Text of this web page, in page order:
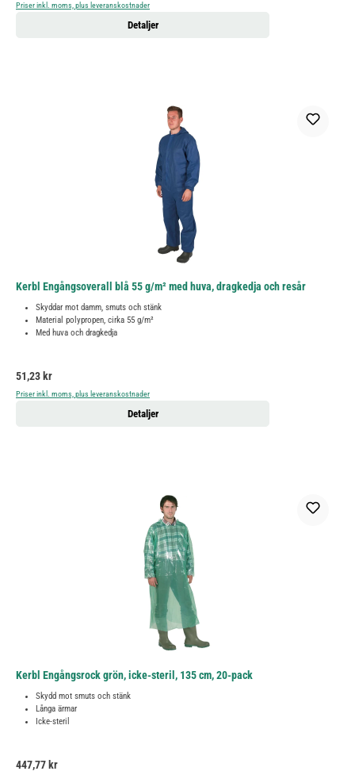
Priser inkl. moms, plus leveranskostnader
Detaljer
Kerbl Engångsoverall blå 55 g/m² med huva, dragkedja och resår
Skyddar mot damm, smuts och stänk
Material polypropen, cirka 55 g/m²
Med huva och dragkedja
Ordinarie pris:
51,23 kr
Priser inkl. moms, plus leveranskostnader
Detaljer
Kerbl Engångsrock grön, icke-steril, 135 cm, 20-pack
Skydd mot smuts och stänk
Långa ärmar
Icke-steril
Ordinarie pris:
447,77 kr